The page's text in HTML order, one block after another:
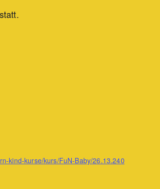
kind-kurse/kurs/FuN-Baby/26.13.240